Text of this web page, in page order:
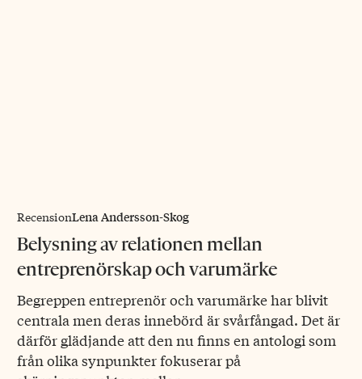
RecensionLena Andersson-Skog
Belysning av relationen mellan
entreprenörskap och varumärke
Begreppen entreprenör och varumärke har blivit
centrala men deras innebörd är svårfångad. Det är
därför glädjande att den nu finns en antologi som
från olika synpunkter fokuserar på